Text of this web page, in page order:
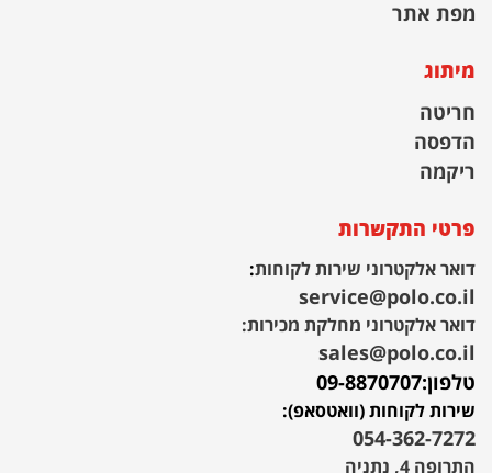
מפת אתר
מיתוג
חריטה
הדפסה
ריקמה
פרטי התקשרות
דואר אלקטרוני שירות לקוחות:
service@polo.co.il
דואר אלקטרוני מחלקת מכירות:
sales@polo.co.il
טלפון:09-8870707
שירות לקוחות (וואטסאפ):
054-362-7272
התרופה 4, נתניה